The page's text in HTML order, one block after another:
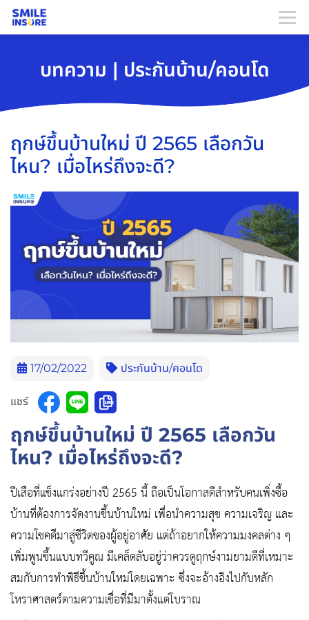
บทความ | ประกันบ้าน/คอนโด
ฤกษ์ขึ้นบ้านใหม่ ปี 2565 เลือกวัน
ไหน? เมื่อไหร่ถึงจะดี?
17/02/2022 ประกันบ้าน/คอนโด
แชร์
ฤกษ์ขึ้นบ้านใหม่ ปี 2565 เลือกวัน
ไหน? เมื่อไหร่ถึงจะดี?
ปีเสือที่แข็งแกร่งอย่างปี 2565 นี้ ถือเป็นโอกาสดีสำหรับคนเพิ่งซื้อ
บ้านที่ต้องการจัดงานขึ้นบ้านใหม่ เพื่อนำความสุข ความเจริญ และ
ความโชคดีมาสู่ชีวิตของผู้อยู่อาศัย แต่ถ้าอยากให้ความมงคลต่าง ๆ
เพิ่มพูนขึ้นแบบทวีคูณ มีเคล็ดลับอยู่ว่าควรดูฤกษ์งามยามดีที่เหมาะ
สมกับการทำพิธีขึ้นบ้านใหม่โดยเฉพาะ ซึ่งจะอ้างอิงไปกับหลัก
โหราศาสตร์ตามความเชื่อที่มีมาตั้งแต่โบราณ